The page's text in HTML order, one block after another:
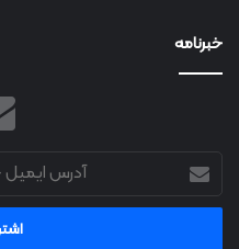
خبرنامه
آدرس
ایمیل
خود